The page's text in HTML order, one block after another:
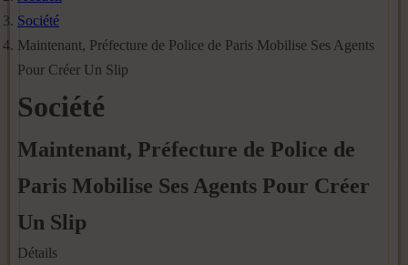
Société
Maintenant, Préfecture de Police de Paris Mobilise Ses Agents
Pour Créer Un Slip
Société
Maintenant, Préfecture de Police de
Paris Mobilise Ses Agents Pour Créer
Un Slip
Détails